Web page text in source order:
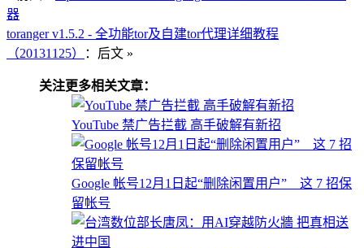
器
toranger v1.5.2 - 全功能tor及自建tor代理详细教程
（20131125）
：后文 »
关注更多相关文章：
YouTube 禁广告拦截 高手破解有新招
Google 帐号12月1日起“删除闲置用户” 这 7 招保
留帐号